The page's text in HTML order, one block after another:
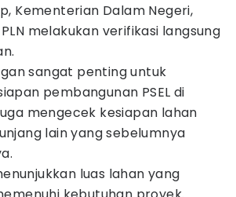
Kementerian Dalam Negeri,
melakukan verifikasi langsung
sangat penting untuk
pembangunan PSEL di
mengecek kesiapan lahan
lain yang sebelumnya
luas lahan yang